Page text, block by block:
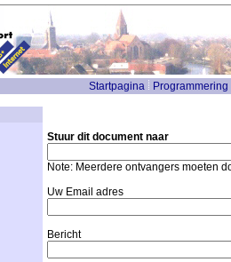
Startpagina Programmering
Stuur dit document naar
Note: Meerdere ontvangers moeten
Uw Email adres
Bericht